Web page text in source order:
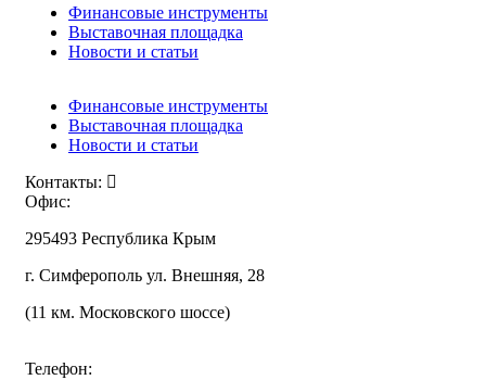
Финансовые инструменты
Выставочная площадка
Новости и статьи
Финансовые инструменты
Выставочная площадка
Новости и статьи
Контакты:
Офис:
295493 Республика Крым
г. Симферополь ул. Внешняя, 28
(11 км. Московского шоссе)
Телефон: